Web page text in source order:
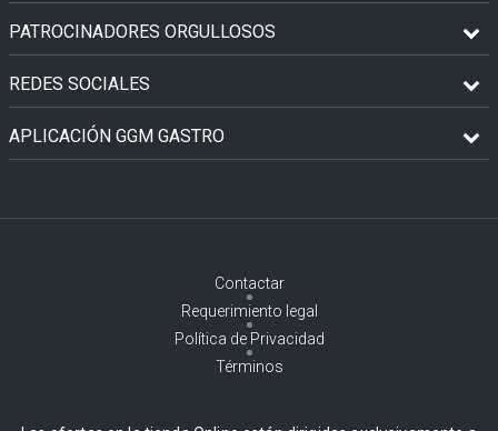
PATROCINADORES ORGULLOSOS
REDES SOCIALES
APLICACIÓN GGM GASTRO
Contactar
Requerimiento legal
Política de Privacidad
Términos